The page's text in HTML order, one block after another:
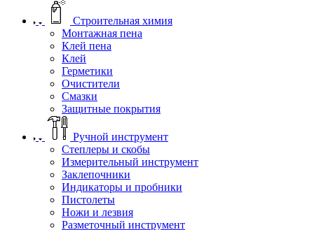
Строительная химия
Монтажная пена
Клей пена
Клей
Герметики
Очистители
Смазки
Защитные покрытия
Ручной инструмент
Степлеры и скобы
Измерительный инструмент
Заклепочники
Индикаторы и пробники
Пистолеты
Ножи и лезвия
Разметочный инструмент